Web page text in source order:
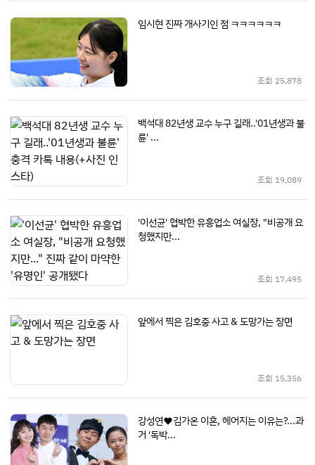
임시현 진짜 개사기인 점 ㅋㅋㅋㅋㅋㅋ
조회 25,878
백석대 82년생 교수 누구 길래..'01년생과 불
륜' ...
조회 19,089
'이선균' 협박한 유흥업소 여실장, "비공개 요
청했지만...
조회 17,495
앞에서 찍은 김호중 사고 & 도망가는 장면
조회 15,356
강성연♥김가온 이혼, 헤어지는 이유는?...과
거 '독박...